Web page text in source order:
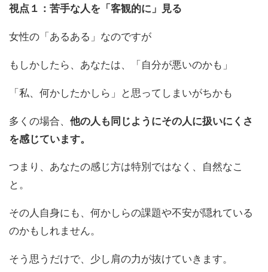
視点１：苦手な人を「客観的に」見る
女性の 「あるある」なのですが
もしかしたら、あなたは、「自分が悪いのかも」
「私、何かしたかしら」と思ってしまいがちかも
多く の場合、 他の人も同じようにその人に扱いにくさ
を感じています。
つまり、あなたの感じ方は特別ではなく、自然なこ
と。
その人自身にも、 何かしらの課題や不安が隠れている
のかもしれません。
そう思うだけで、少し肩の力が抜けていきます。